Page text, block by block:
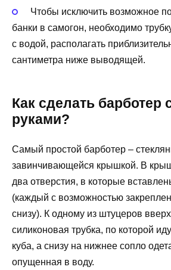
Чтобы исключить возможное
банки в самогон, необходимо
с водой, располагать
сантиметра ниже выводящей.
Как сделать барботер
руками?
Самый простой барботер –
завинчивающейся крышкой. В
два отверстия, в которые
(каждый с возможностью
снизу). К одному из штуцеров
силиконовая трубка, по которой
куба, а снизу на нижнее сопло
опущенная в воду.